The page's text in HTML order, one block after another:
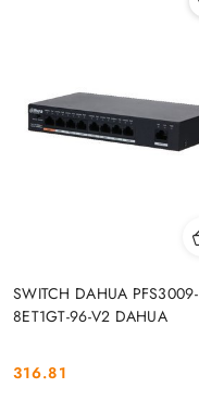
SWITCH DAHUA PFS3009-
8ET1GT-96-V2 DAHUA
Cena:
316.81